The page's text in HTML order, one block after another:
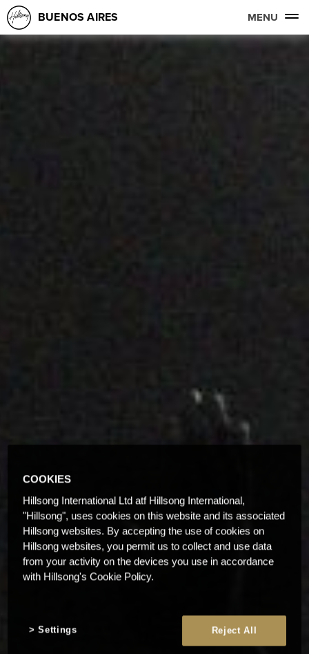
BUENOS AIRES MENU
COOKIES
Hillsong International Ltd atf Hillsong International,
"Hillsong", uses cookies on this website and its associated
Hillsong websites. By accepting the use of cookies on
Hillsong websites, you permit us to collect and use data
from your activity on the devices you use in accordance
with Hillsong's Cookie Policy.
Reject All
Settings